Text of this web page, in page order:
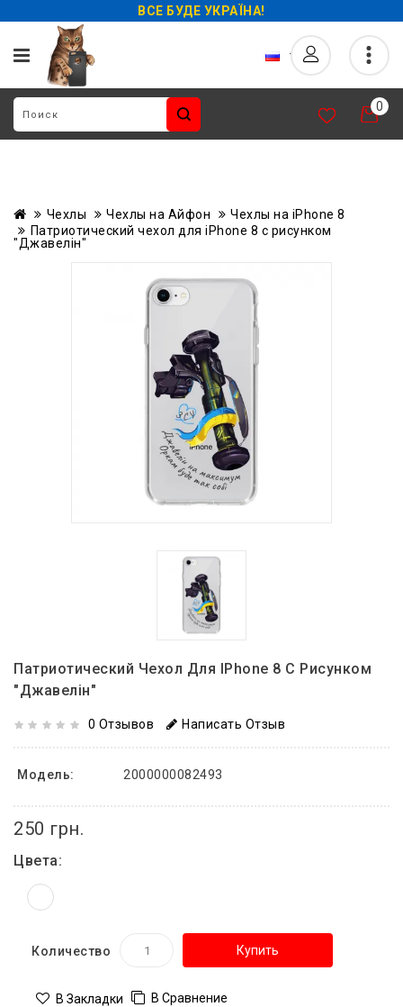
ВСЕ БУДЕ УКРАЇНА!
0
Чехлы Чехлы на Айфон
Чехлы на iPhone 8
Патриотический чехол для iPhone 8 с рисунком
"Джавелін"
Патриотический Чехол Для IPhone 8 С Рисунком
"Джавелін"
0 Отзывов Написать Отзыв
Модель: 2000000082493
250 грн.
Цвета:
Количество Купить
В Закладки В Сравнение